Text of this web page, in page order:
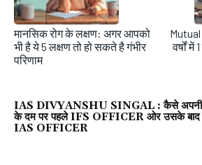
मानसिक रोग के लक्षण: अगर आपको
भी है ये 5 लक्षण तो हो सकते है गंभीर
परिणाम
वर्षों
IAS DIVYANSHU SINGAL : कैसे अपनी
के दम पर पहले IFS OFFICER ओर उसके बाद
IAS OFFICER